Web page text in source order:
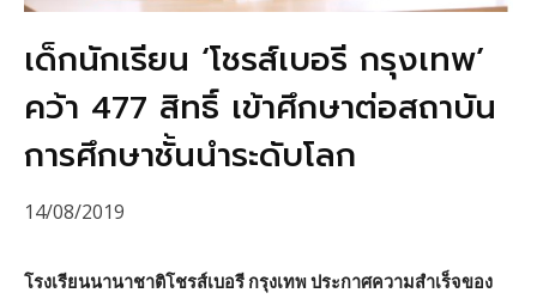
เด็กนักเรียน ‘โชรส์เบอรี กรุงเทพ’
คว้า 477 สิทธิ์ เข้าศึกษาต่อสถาบัน
การศึกษาชั้นนำระดับโลก
14/08/2019
โรงเรียนนานาชาติโชรส์เบอรี กรุงเทพ ประกาศความสำเร็จของ